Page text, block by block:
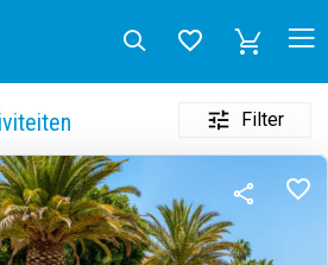
Filter